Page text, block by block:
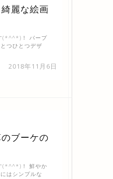
麗な絵画
2018年11月6日
(*^^*)！ パープ
つひとつデザ
ブーケの
(*^^*)！ 鮮やか
はシンプルな